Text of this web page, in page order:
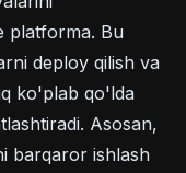
platforma. Bu
deploy qilish va
ko'plab qo'lda
Asosan,
barqaror ishlash